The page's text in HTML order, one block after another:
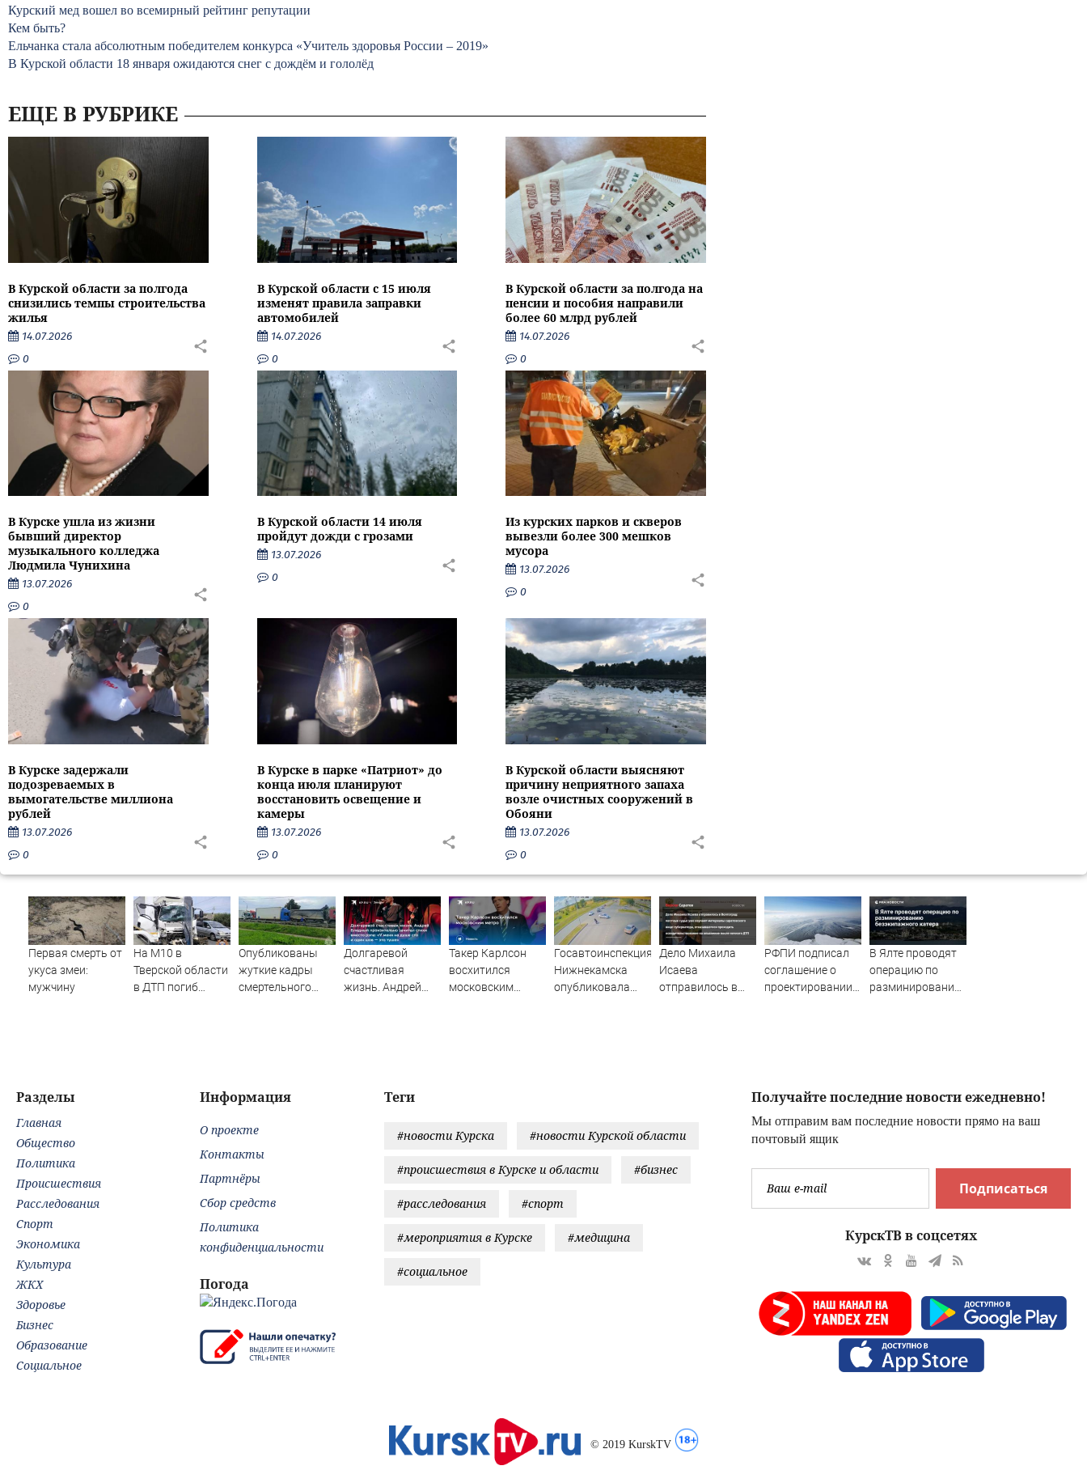
Курский мед вошел во всемирный рейтинг репутации
Кем быть?
Ельчанка стала абсолютным победителем конкурса «Учитель здоровья России – 2019»
В Курской области 18 января ожидаются снег с дождём и гололёд
ЕЩЕ В РУБРИКЕ
В Курской области за полгода
снизились темпы строительства
жилья
14.07.2026
0
В Курской области с 15 июля
изменят правила заправки
автомобилей
14.07.2026
0
В Курской области за полгода на
пенсии и пособия направили
более 60 млрд рублей
14.07.2026
0
В Курске ушла из жизни
бывший директор
музыкального колледжа
Людмила Чунихина
13.07.2026
0
В Курской области 14 июля
пройдут дожди с грозами
13.07.2026
0
Из курских парков и скверов
вывезли более 300 мешков
мусора
13.07.2026
0
В Курске задержали
подозреваемых в
вымогательстве миллиона
рублей
13.07.2026
0
В Курске в парке «Патриот» до
конца июля планируют
восстановить освещение и
камеры
13.07.2026
0
В Курской области выясняют
причину неприятного запаха
возле очистных сооружений в
Обояни
13.07.2026
0
Первая смерть от
укуса змеи:
мужчину
На М10 в
Тверской области
в ДТП погиб
Тверские новости.
Опубликованы
жуткие кадры
смертельного
Долгаревой
счастливая
жизнь. Андрей
Такер Карлсон
восхитился
московским
Госавтоинспекция
Нижнекамска
опубликовала
Дело Михаила
Исаева
отправилось в
проходить
на
РФПИ подписал
соглашение о
проектировании
В Ялте проводят
операцию по
разминированию
Получайте последние новости ежедневно!
Мы отправим вам последние новости прямо на ваш
почтовый ящик
Подписаться
КурскТВ в соцсетях
Теги
#новости Курска #новости Курской области
#происшествия в Курске и области #бизнес
#расследования #спорт
#мероприятия в Курске #медицина
#социальное
Разделы
Главная
Общество
Политика
Происшествия
Расследования
Спорт
Экономика
Культура
ЖКХ
Здоровье
Бизнес
Образование
Социальное
Информация
О проекте
Контакты
Партнёры
Сбор средств
Политика
конфиденциальности
Погода
© 2019 KurskTV